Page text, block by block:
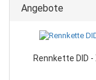
Angebote
Rennkette DID